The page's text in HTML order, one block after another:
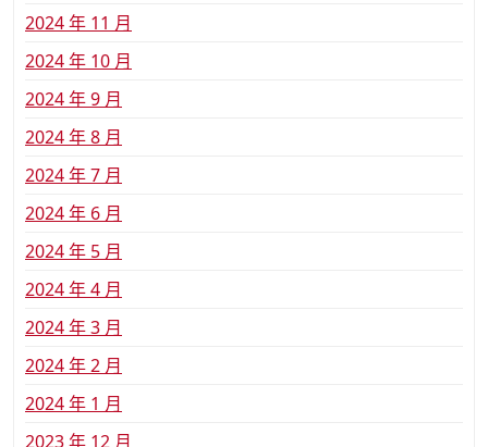
2024 年 11 月
2024 年 10 月
2024 年 9 月
2024 年 8 月
2024 年 7 月
2024 年 6 月
2024 年 5 月
2024 年 4 月
2024 年 3 月
2024 年 2 月
2024 年 1 月
2023 年 12 月